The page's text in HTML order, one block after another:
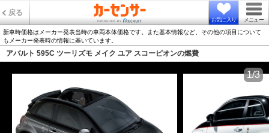
戻る
お気に入り メニュー
新車時価格はメーカー発表当時の車両本体価格です。また基本情報など、その他の項目について
もメーカー発表時の情報に基いています。
アバルト 595C ツーリズモ メイク ユア スコーピオンの燃費
1/3